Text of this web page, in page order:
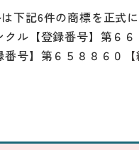
下記6件の商標を正式
ル【登録番号】第６
号】第６５８８６０